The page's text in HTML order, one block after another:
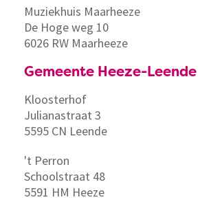
Muziekhuis Maarheeze
De Hoge weg 10
6026 RW Maarheeze
Gemeente Heeze-Leende
Kloosterhof
Julianastraat 3
5595 CN Leende
't Perron
Schoolstraat 48
5591 HM Heeze